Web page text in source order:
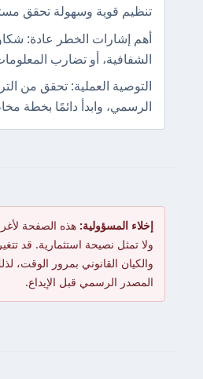
تنظيم قوية وسهولة تحقق
أهم إشارات الخطر عادة:
الشفافية، أو تضارب
التوصية العملية: تحقق من
الرسمي، وابدأ دائمًا بخطة
إخلاء المسؤولية: هذه الصفحة
ولا تمثل نصيحة استثمارية. قد
والكيان القانوني بمرور الوقت،
المصدر الرسمي قبل الإيداع.